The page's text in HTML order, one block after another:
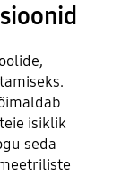
isiklik
seda